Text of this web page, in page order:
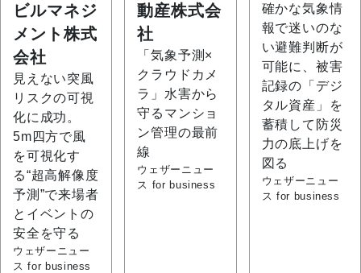
ビルマネジ
メント株式
会社
見えない突風
リスクの可視
化に成功。
5m四方で風
を可視化す
る“超高解像度
予測”で来場者
とイベントの
安全を守る
ウェザーニュー
ス for business
動産株式会
社
「気象予測×
クラウドカメ
ラ」水害から
守るマンショ
ン管理の最前
線
ウェザーニュー
ス for business
確かな気象情
報で迷いのな
い避難判断が
可能に、被害
記録の「デジ
タル資産」を
蓄積して防災
力の底上げを
図る
ウェザーニュー
ス for business